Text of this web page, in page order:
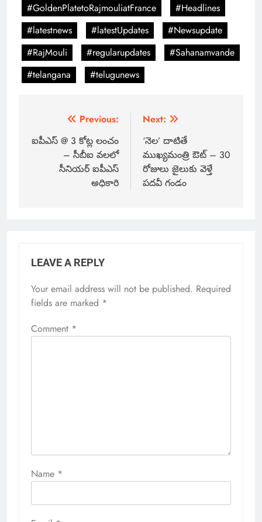
#GoldenPlatetoRajmouliatFrance
#Headlines
#latestnews
#latestUpdates
#Newsupdate
#RajMouli
#regularupdates
#Sahanamvande
#telangana
#telugunews
Previous:
ఐపీఎస్ @ 3 కోట్ల లంచం
– సీబీఐ వలలో
సీనియర్ ఐపీఎస్
అధికారి
Next:
‘నెల’ దాటితే
ముఖ్యమంత్రి ఔట్ – 30
రోజులు జైలుకు వెళ్తే
పదవీ గండం
LEAVE A REPLY
Your email address will not be published. Required
fields are marked *
Comment *
Name *